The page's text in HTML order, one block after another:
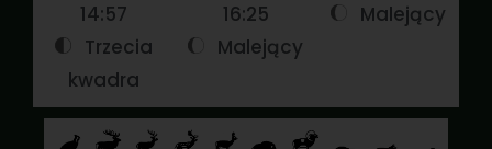
14:57
Trzecia
kwadra
16:25
Malejący
Malejący